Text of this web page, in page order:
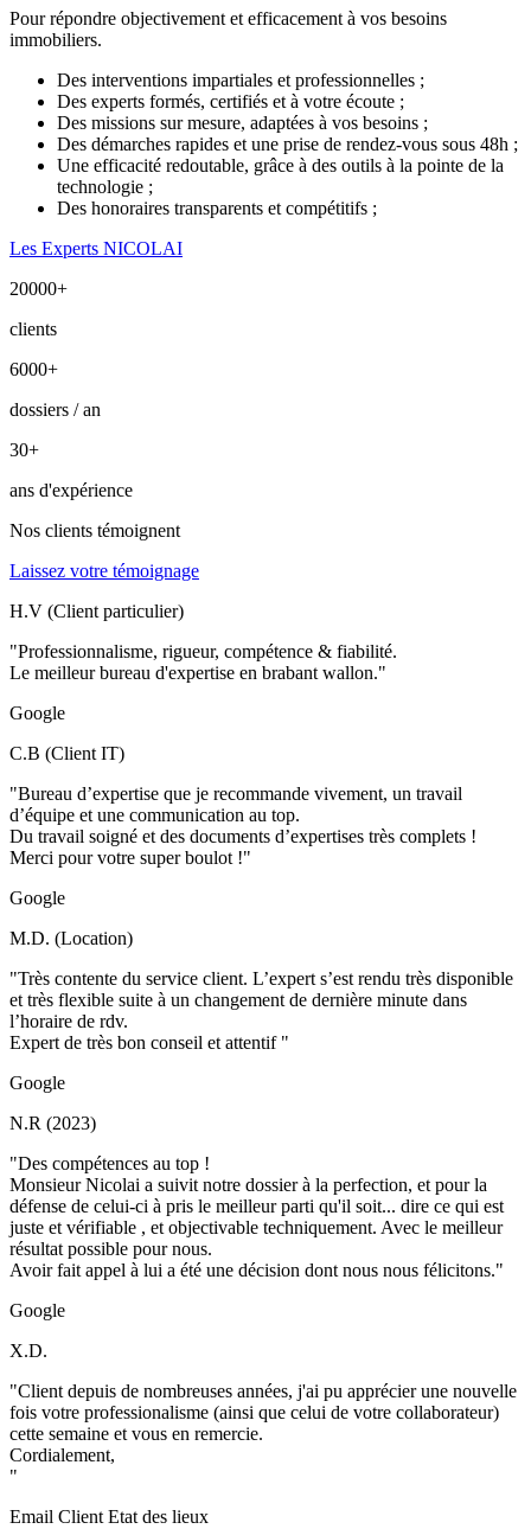
Pour répondre objectivement et efficacement à vos besoins
immobiliers.
Des interventions impartiales et professionnelles ;
Des experts formés, certifiés et à votre écoute ;
Des missions sur mesure, adaptées à vos besoins ;
Des démarches rapides et une prise de rendez-vous sous 48h ;
Une efficacité redoutable, grâce à des outils à la pointe de la
technologie ;
Des honoraires transparents et compétitifs ;
Les Experts NICOLAI
20000+
clients
6000+
dossiers / an
30+
ans d'expérience
Nos clients témoignent
Laissez votre témoignage
H.V (Client particulier)
"Professionnalisme, rigueur, compétence & fiabilité.
Le meilleur bureau d'expertise en brabant wallon."
Google
C.B (Client IT)
"Bureau d’expertise que je recommande vivement, un travail
d’équipe et une communication au top.
Du travail soigné et des documents d’expertises très complets !
Merci pour votre super boulot !"
Google
M.D. (Location)
"Très contente du service client. L’expert s’est rendu très disponible
et très flexible suite à un changement de dernière minute dans
l’horaire de rdv.
Expert de très bon conseil et attentif "
Google
N.R (2023)
"Des compétences au top !
Monsieur Nicolai a suivit notre dossier à la perfection, et pour la
défense de celui-ci à pris le meilleur parti qu'il soit... dire ce qui est
juste et vérifiable , et objectivable techniquement. Avec le meilleur
résultat possible pour nous.
Avoir fait appel à lui a été une décision dont nous nous félicitons."
Google
X.D.
"Client depuis de nombreuses années, j'ai pu apprécier une nouvelle
fois votre professionalisme (ainsi que celui de votre collaborateur)
cette semaine et vous en remercie.
Cordialement,
"
Email Client Etat des lieux